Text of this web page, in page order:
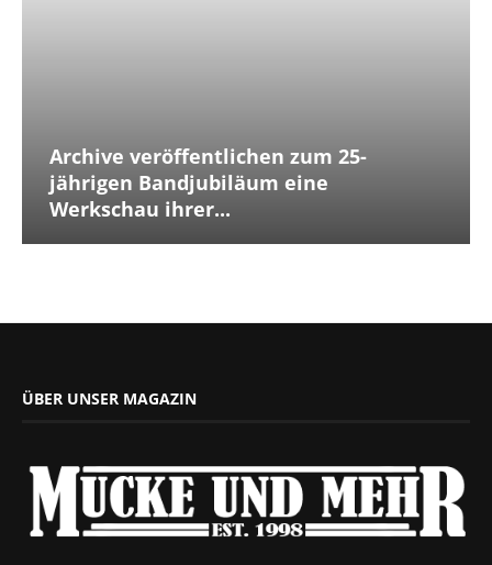
Archive veröffentlichen zum 25-
jährigen Bandjubiläum eine
Werkschau ihrer...
ÜBER UNSER MAGAZIN